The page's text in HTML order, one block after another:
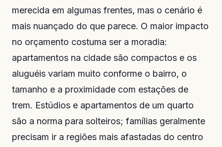
merecida em algumas frentes, mas o cenário é
mais nuançado do que parece. O maior impacto
no orçamento costuma ser a moradia:
apartamentos na cidade são compactos e os
aluguéis variam muito conforme o bairro, o
tamanho e a proximidade com estações de
trem. Estúdios e apartamentos de um quarto
são a norma para solteiros; famílias geralmente
precisam ir a regiões mais afastadas do centro